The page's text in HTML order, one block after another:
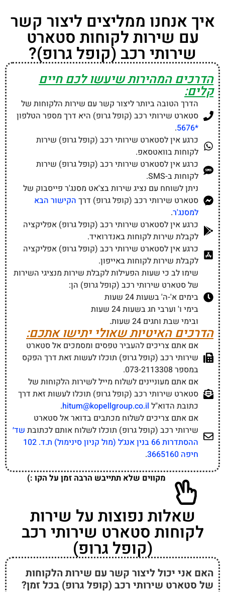
ההסתדרות 66 בנין אנג׳ל (מול קניון סינימול) ת.ד. 102
חיפה 3665160
מקווים שלא תתייבש הרבה זמן על הקו :)
שאלות נפוצות על שירות
לקוחות סטארט שירותי רכב
(קופל גרופ)
האם אני יכול ליצור קשר עם שירות הלקוחות
של סטארט שירותי רכב (קופל גרופ) בכל זמן?
כן, ניתן ליצור קשר עם שירות הלקוחות של סטארט שירותי
רכב (קופל גרופ) בכל זמן ובכל שעה. צרו קשר באמצעות
המספר5676* או בפקס: 073-2113308.
היכן ניתן למצוא מידע נוסף אודות שירותי
הלקוחות של סטארט שירותי רכב מקופל גרופ?
ניתן למצוא מידע נוסף על שירותי הלקוחות של סטארט
שירותי רכב מקופל גרופ על ידי גלישה לאתר הרשמי שלהם
בכתובת: קופל גרופ.
כיצד ניתן ליצור קשר עם שירות הלקוחות של
סטארט שירותי רכב (קופל גרופ) בדרך מהירה?
ניתן ליצור קשר עם שירות הלקוחות של סטארט שירותי רכב
(קופל גרופ) בדרך מהירה ונוחה דרך הכתובת האימייל
hitum@kopellgroup.co.ilאו באמצעות הטלפון במספר
5676*
.
האם ניתן לפנות לשירות הלקוחות של סטארט
שירותי רכב (קופל גרופ) גם דרך רשתות
החברתיות?
כן, ניתן לפנות לשירות הלקוחות של סטארט שירותי רכב
(קופל גרופ) גם דרך רשתות החברתיות. ניתן למצוא אותם
בפייסבוקובאינסטגרם
איך אני יכול לדעת עוד על כיסויי השירותים של
סטארט שירותי רכב (קופל גרופ)?
ניתן לקרוא עוד על כיסויי השירותים של סטארט שירותי רכב
(קופל גרופ) על ידי גלישה לאתר הרשמי שלהם וקריאת
התנאים המלאים של השירותים:
כתבי שירות - 1.4 | Kopell
הסרת אחריות:"שירות ישראל" הוא אתר אינפורמטיבי המספק